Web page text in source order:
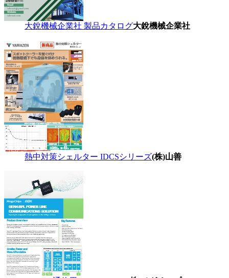
大銳機械企業社 製品カタログ大銳機械企業社
熱中対策シェルター IDCSシリーズ(株)山善